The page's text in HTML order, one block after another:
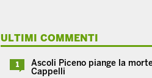
ULTIMI COMMENTI
1
Ascoli Piceno piange la
Cappelli